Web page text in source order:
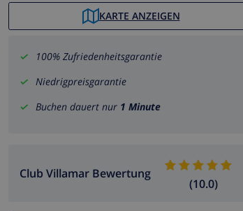
KARTE ANZEIGEN
100% Zufriedenheitsgarantie
Niedrigpreisgarantie
Buchen dauert nur 1 Minute
Club Villamar Bewertung
(10.0)